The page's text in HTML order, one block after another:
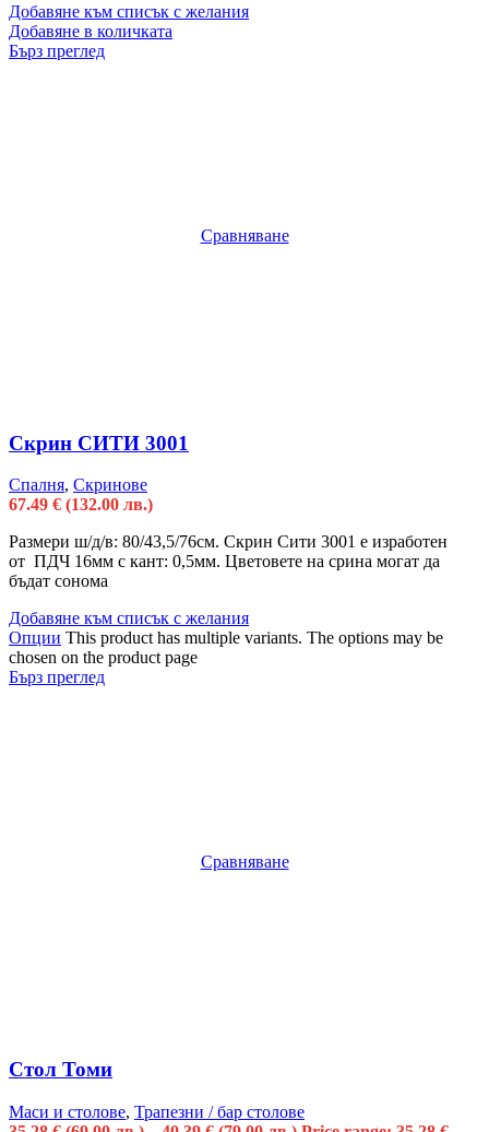
Добавяне към списък с желания
Добавяне в количката
Бърз преглед
Сравняване
Скрин СИТИ 3001
Спалня, Скринове
67.49 € (132.00 лв.)
Размери ш/д/в: 80/43,5/76см. Скрин Сити 3001 е изработен
от ПДЧ 16мм с кант: 0,5мм. Цветовете на срина могат да
бъдат сонома
Добавяне към списък с желания
Опции This product has multiple variants. The options may be
chosen on the product page
Бърз преглед
Сравняване
Стол Томи
Маси и столове, Трапезни / бар столове